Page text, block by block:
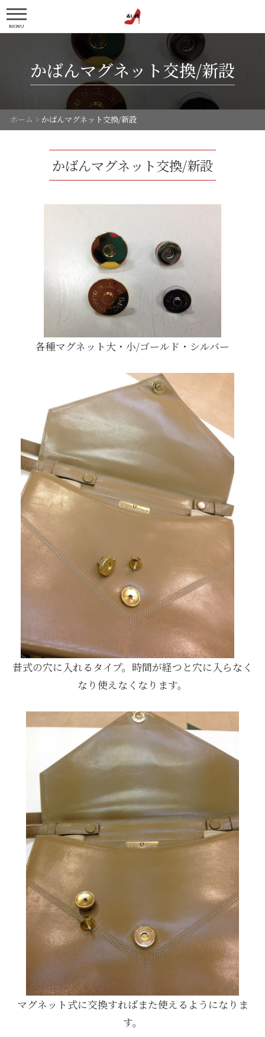
MENU
かばんマグネット交換/新設
ホーム > かばんマグネット交換/新設
かばんマグネット交換/新設
各種マグネット大・小/ゴールド・シルバー
昔式の穴に入れるタイプ。時間が経つと穴に入らなく
なり使えなくなります。
マグネット式に交換すればまた使えるようになりま
す。